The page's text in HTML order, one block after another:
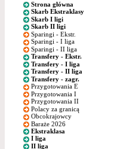
Strona główna
Skarb Ekstraklasy
Skarb I ligi
Skarb II ligi
Sparingi - Ekstr.
Sparingi - I liga
Sparingi - II liga
Transfery - Ekstr.
Transfery - I liga
Transfery - II liga
Transfery - zagr.
Przygotowania E
Przygotowania I
Przygotowania II
Polacy za granicą
Obcokrajowcy
Baraże 2026
Ekstraklasa
I liga
II liga